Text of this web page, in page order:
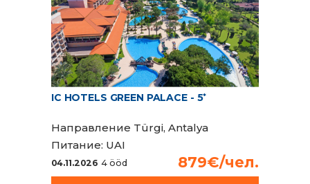
IC HOTELS GREEN PALACE - 5*
Направление Türgi, Antalya
Питание: UAI
04.11.2026 4 ööd 879€/чел.